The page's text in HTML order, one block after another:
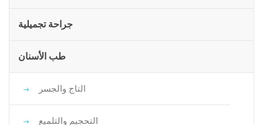
جراحة تجميلية
طب الأسنان
التاج والجسر
التحجيم والتلميع